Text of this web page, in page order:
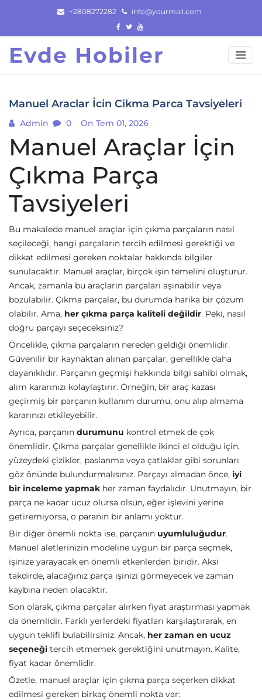
content
+2808272282 info@yourmail.com
Evde Hobiler
Manuel Araclar İcin Cikma Parca Tavsiyeleri
Admin 0 On Tem 01, 2026
Manuel Araçlar İçin
Çıkma Parça
Tavsiyeleri
Bu makalede manuel araçlar için çıkma parçaların nasıl
seçileceği, hangi parçaların tercih edilmesi gerektiği ve
dikkat edilmesi gereken noktalar hakkında bilgiler
sunulacaktır. Manuel araçlar, birçok işin temelini oluşturur.
Ancak, zamanla bu araçların parçaları aşınabilir veya
bozulabilir. Çıkma parçalar, bu durumda harika bir çözüm
olabilir. Ama, her çıkma parça kaliteli değildir. Peki, nasıl
doğru parçayı seçeceksiniz?
Öncelikle, çıkma parçaların nereden geldiği önemlidir.
Güvenilir bir kaynaktan alınan parçalar, genellikle daha
dayanıklıdır. Parçanın geçmişi hakkında bilgi sahibi olmak,
alım kararınızı kolaylaştırır. Örneğin, bir araç kazası
geçirmiş bir parçanın kullanım durumu, onu alıp almama
kararınızı etkileyebilir.
Ayrıca, parçanın durumunu kontrol etmek de çok
önemlidir. Çıkma parçalar genellikle ikinci el olduğu için,
yüzeydeki çizikler, paslanma veya çatlaklar gibi sorunları
göz önünde bulundurmalısınız. Parçayı almadan önce, iyi
bir inceleme yapmak her zaman faydalıdır. Unutmayın, bir
parça ne kadar ucuz olursa olsun, eğer işlevini yerine
getiremiyorsa, o paranın bir anlamı yoktur.
Bir diğer önemli nokta ise, parçanın uyumluluğudur.
Manuel aletlerinizin modeline uygun bir parça seçmek,
işinize yarayacak en önemli etkenlerden biridir. Aksi
takdirde, alacağınız parça işinizi görmeyecek ve zaman
kaybına neden olacaktır.
Son olarak, çıkma parçalar alırken fiyat araştırması yapmak
da önemlidir. Farklı yerlerdeki fiyatları karşılaştırarak, en
uygun teklifi bulabilirsiniz. Ancak, her zaman en ucuz
seçeneği tercih etmemek gerektiğini unutmayın. Kalite,
fiyat kadar önemlidir.
Özetle, manuel araçlar için çıkma parça seçerken dikkat
edilmesi gereken birkaç önemli nokta var: